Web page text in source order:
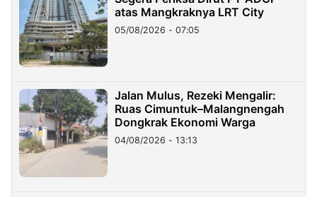
atas Mangkraknya LRT City
05/08/2026 - 07:05
Jalan Mulus, Rezeki Mengalir:
Ruas Cimuntuk–Malangnengah
Dongkrak Ekonomi Warga
04/08/2026 - 13:13